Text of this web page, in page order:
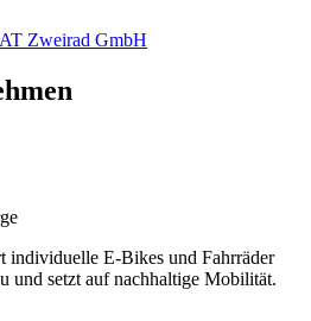
Zweirad GmbH
individuelle E-Bikes und Fahrräder
und setzt auf nachhaltige Mobilität.